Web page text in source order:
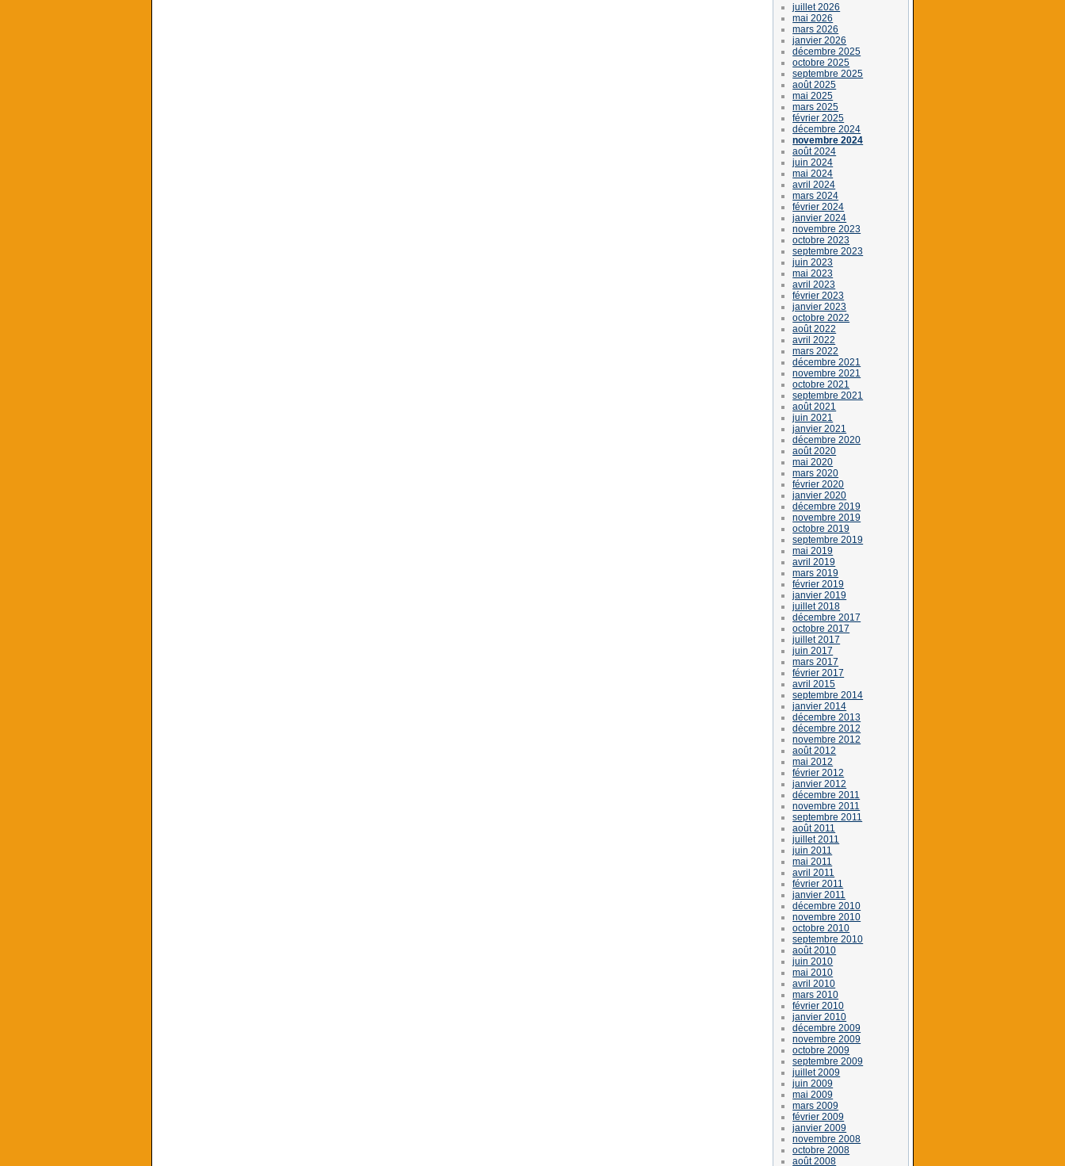
juillet 2026
mai 2026
mars 2026
janvier 2026
décembre 2025
octobre 2025
septembre 2025
août 2025
mai 2025
mars 2025
février 2025
décembre 2024
novembre 2024
août 2024
juin 2024
mai 2024
avril 2024
mars 2024
février 2024
janvier 2024
novembre 2023
octobre 2023
septembre 2023
juin 2023
mai 2023
avril 2023
février 2023
janvier 2023
octobre 2022
août 2022
avril 2022
mars 2022
décembre 2021
novembre 2021
octobre 2021
septembre 2021
août 2021
juin 2021
janvier 2021
décembre 2020
août 2020
mai 2020
mars 2020
février 2020
janvier 2020
décembre 2019
novembre 2019
octobre 2019
septembre 2019
mai 2019
avril 2019
mars 2019
février 2019
janvier 2019
juillet 2018
décembre 2017
octobre 2017
juillet 2017
juin 2017
mars 2017
février 2017
avril 2015
septembre 2014
janvier 2014
décembre 2013
décembre 2012
novembre 2012
août 2012
mai 2012
février 2012
janvier 2012
décembre 2011
novembre 2011
septembre 2011
août 2011
juillet 2011
juin 2011
mai 2011
avril 2011
février 2011
janvier 2011
décembre 2010
novembre 2010
octobre 2010
septembre 2010
août 2010
juin 2010
mai 2010
avril 2010
mars 2010
février 2010
janvier 2010
décembre 2009
novembre 2009
octobre 2009
septembre 2009
juillet 2009
juin 2009
mai 2009
mars 2009
février 2009
janvier 2009
novembre 2008
octobre 2008
août 2008